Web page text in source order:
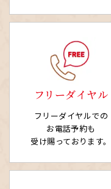
フリーダイヤル
フリーダイヤルでの
お電話予約も
受け賜っております。